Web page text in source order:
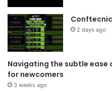
2 days ago
Navigating the subtle
for newcomers
3 weeks ago